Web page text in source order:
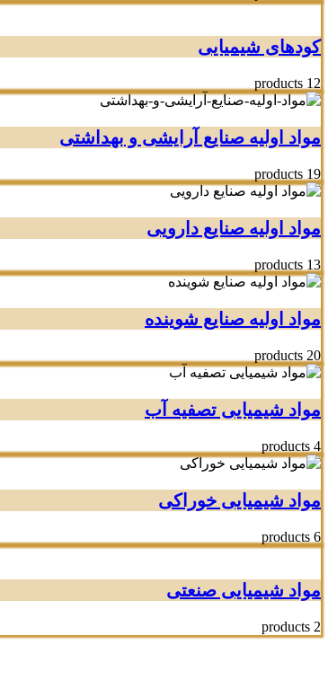
کودهای شیمیایی
12 products
مواد اولیه صنایع آرایشی و بهداشتی
19 products
مواد اولیه صنایع دارویی
13 products
مواد اولیه صنایع شوینده
20 products
مواد شیمیایی تصفیه آب
4 products
مواد شیمیایی خوراکی
6 products
مواد شیمیایی صنعتی
2 products